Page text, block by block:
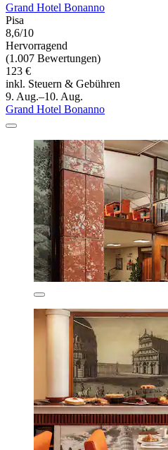
Grand Hotel Bonanno
Pisa
8,6/10
Hervorragend
(1.007 Bewertungen)
123 €
inkl. Steuern & Gebühren
9. Aug.–10. Aug.
Grand Hotel Bonanno